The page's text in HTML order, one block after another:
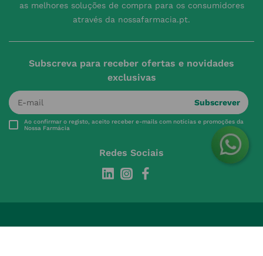
as melhores soluções de compra para os consumidores
através da nossafarmacia.pt.
Subscreva para receber ofertas e novidades
exclusivas
Subscrever
Ao confirmar o registo, aceito receber e-mails com notícias e promoções da
Nossa Farmácia
Redes Sociais